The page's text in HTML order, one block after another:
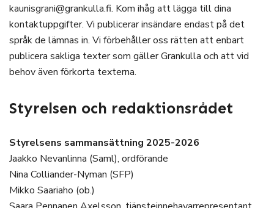
kaunisgrani@grankulla.fi. Kom ihåg att lägga till dina
kontaktuppgifter. Vi publicerar insändare endast på det
språk de lämnas in. Vi förbehåller oss rätten att enbart
publicera sakliga texter som gäller Grankulla och att vid
behov även förkorta texterna.
Styrelsen och redaktionsrådet
Styrelsens sammansättning 2025-2026
Jaakko Nevanlinna (Saml), ordförande
Nina Colliander-Nyman (SFP)
Mikko Saariaho (ob.)